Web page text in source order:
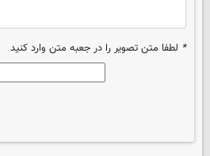
* لطفا متن تصویر را در جعبه متن وارد کنید